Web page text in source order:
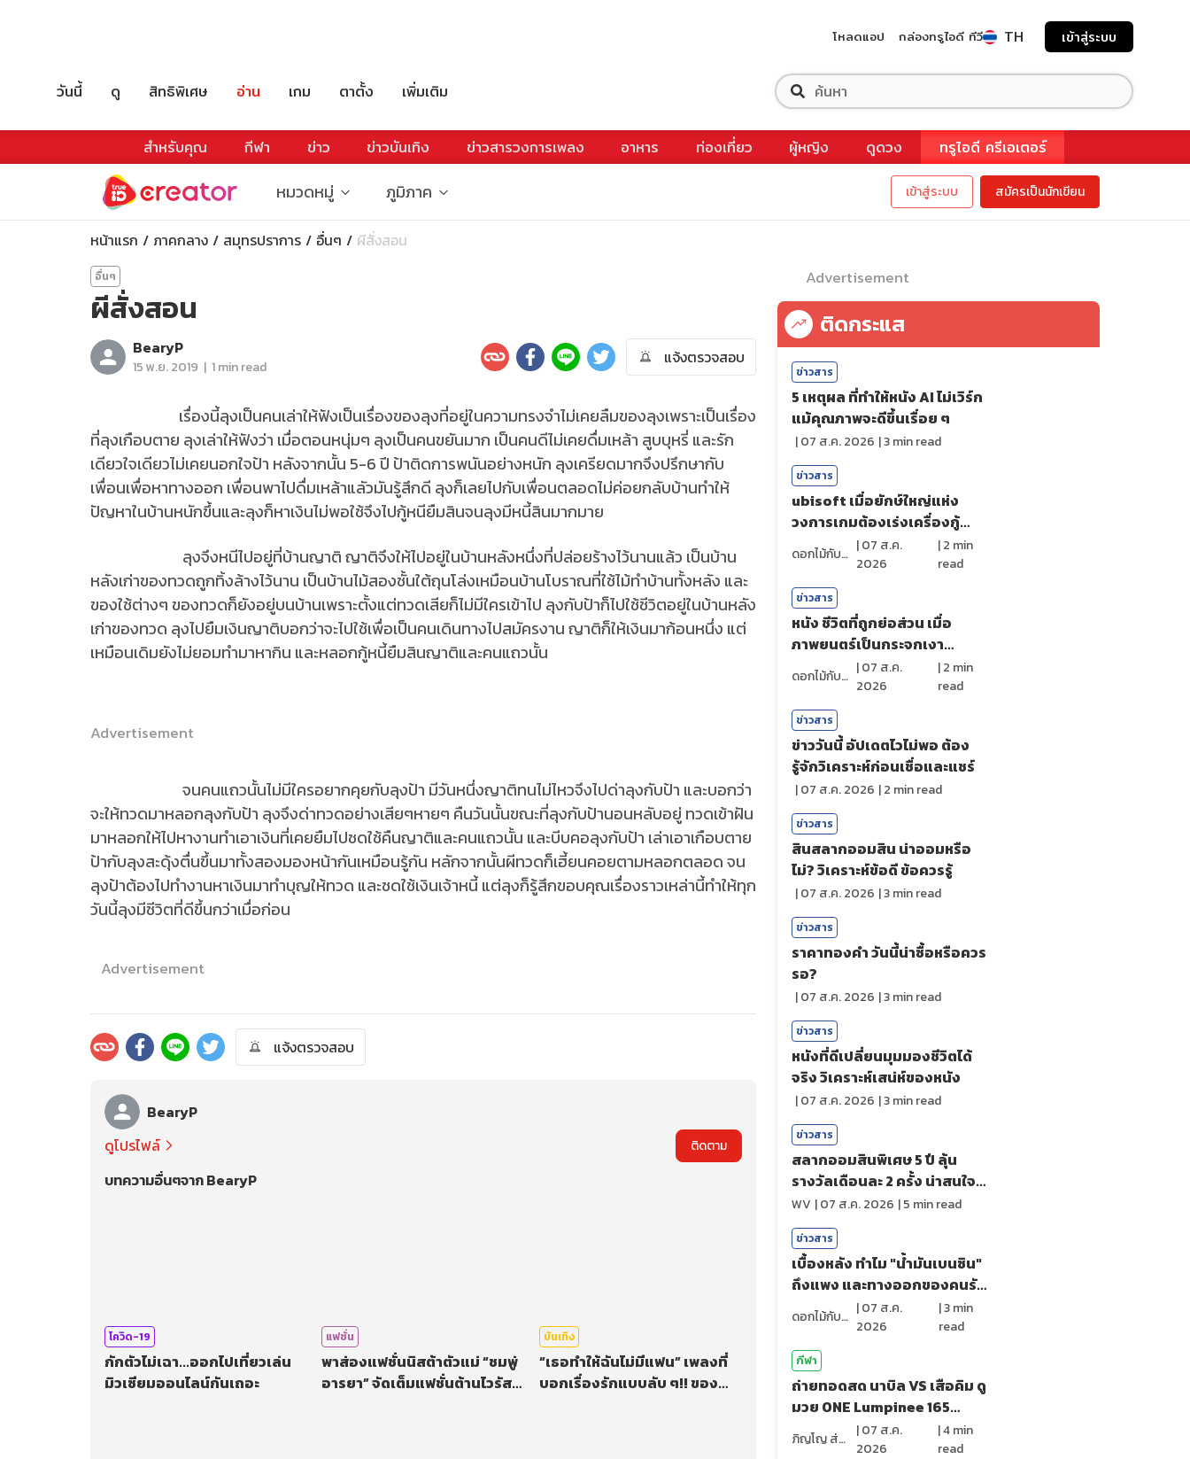
โหลดแอป กล่องทรูไอดี ทีวี TH เข้าสู่ระบบ
วันนี้ ดู สิทธิพิเศษ อ่าน เกม ตาตั้ง เพิ่มเติม
สำหรับคุณ กีฬา ข่าว ข่าวบันเทิง ข่าวสารวงการเพลง อาหาร ท่องเที่ยว ผู้หญิง ดูดวง ทรูไอดี ครีเอเตอร์
หมวดหมู่ ภูมิภาค เข้าสู่ระบบ สมัครเป็นนักเขียน
หน้าแรก ภาคกลาง สมุทรปราการ อื่นๆ ผีสั่งสอน
อื่นๆ
ผีสั่งสอน
BearyP
15 พ.ย. 2019 | 1 min read แจ้งตรวจสอบ
เรื่องนี้ลุงเป็นคนเล่าให้ฟังเป็นเรื่องของลุงที่อยู่ในความทรงจำไม่เคยลืมของลุงเพราะเป็นเรื่อง
ที่ลุงเกือบตาย ลุงเล่าให้ฟังว่า เมื่อตอนหนุ่มๆ ลุงเป็นคนขยันมาก เป็นคนดีไม่เคยดื่มเหล้า สูบบุหรี่ และรัก
เดียวใจเดียวไม่เคยนอกใจป้า หลังจากนั้น 5-6 ปี ป้าติดการพนันอย่างหนัก ลุงเครียดมากจึงปรึกษากับ
เพื่อนเพื่อหาทางออก เพื่อนพาไปดื่มเหล้าแลัวมันรู้สึกดี ลุงก็เลยไปกับเพื่อนตลอดไม่ค่อยกลับบ้านทำให้
ปัญหาในบ้านหนักขึ้นและลุงก็หาเงินไม่พอใช้จึงไปกู้หนียืมสินจนลุงมีหนี้สินมากมาย
ลุงจึงหนีไปอยู่ที่บ้านญาติ ญาติจึงให้ไปอยู่ในบ้านหลังหนึ่งที่ปล่อยร้างไว้นานแล้ว เป็นบ้าน
หลังเก่าของทวดถูกทิ้งล้างไว้นาน เป็นบ้านไม้สองชั้นใต้ถุนโล่งเหมือนบ้านโบราณที่ใช้ไม้ทำบ้านทั้งหลัง และ
ของใช้ต่างๆ ของทวดก็ยังอยู่บนบ้านเพราะตั้งแต่ทวดเสียก็ไม่มีใครเข้าไป ลุงกับป้าก็ไปใช้ชีวิตอยู่ในบ้านหลัง
เก่าของทวด ลุงไปยืมเงินญาติบอกว่าจะไปใช้เพื่อเป็นคนเดินทางไปสมัครงาน ญาติก็ให้เงินมาก้อนหนึ่ง แต่
เหมือนเดิมยังไม่ยอมทำมาหากิน และหลอกกู้หนี้ยืมสินญาติและคนแถวนั้น
Advertisement
จนคนแถวนั้นไม่มีใครอยากคุยกับลุงป้า มีวันหนึ่งญาติทนไม่ไหวจึงไปด่าลุงกับป้า และบอกว่า
จะให้ทวดมาหลอกลุงกับป้า ลุงจึงด่าทวดอย่างเสียๆหายๆ คืนวันนั้นขณะที่ลุงกับป้านอนหลับอยู่ ทวดเข้าฝัน
มาหลอกให้ไปหางานทำเอาเงินที่เคยยืมไปชดใช้คืนญาติและคนแถวนั้น และบีบคอลุงกับป้า เล่าเอาเกือบตาย
ป้ากับลุงสะดุ้งตื่นขึ้นมาทั้งสองมองหน้ากันเหมือนรู้กัน หลักจากนั้นผีทวดก็เฮี้ยนคอยตามหลอกตลอด จน
ลุงป้าต้องไปทำงานหาเงินมาทำบุญให้ทวด และชดใช้เงินเจ้าหนี้ แต่ลุงก็รู้สึกขอบคุณเรื่องราวเหล่านี้ทำให้ทุก
วันนี้ลุงมีชีวิตที่ดีขึ้นกว่าเมื่อก่อน
Advertisement
แจ้งตรวจสอบ
BearyP
ดูโปรไฟล์
ติดตาม
บทความอื่นๆจาก BearyP
โควิด-19
กักตัวไม่เฉา...ออกไปเที่ยวเล่น
มิวเซียมออนไลน์กันเถอะ
แฟชั่น
พาส่องแฟชั่นนิสต้าตัวแม่ “ชมพู่
อารยา” จัดเต็มแฟชั่นต้านไวรัส
บันเทิง
“เธอทำให้ฉันไม่มีแฟน” เพลงที่
บอกเรื่องรักแบบลับ ๆ!! ของ
Advertisement
ติดกระแส
ข่าวสาร
5 เหตุผล ที่ทำให้หนัง AI ไม่เวิร์ก
แม้คุณภาพจะดีขึ้นเรื่อย ๆ
|07 ส.ค. 2026 |3min read
ข่าวสาร
ubisoft เมื่อยักษ์ใหญ่แห่ง
วงการเกมต้องเร่งเครื่องกู้
ศรัทธา
ดอกไม้กับสายน้ำ |07 ส.ค.
2026
|2 min
read
ข่าวสาร
หนัง ชีวิตที่ถูกย่อส่วน เมื่อ
ภาพยนตร์เป็นกระจกเงา
สะท้อนตัวตน
ดอกไม้กับสายน้ำ |07 ส.ค.
2026
|2 min
read
ข่าวสาร
ข่าววันนี้ อัปเดตไวไม่พอ ต้อง
รู้จักวิเคราะห์ก่อนเชื่อและแชร์
|07 ส.ค. 2026 |2 min read
ข่าวสาร
สินสลากออมสิน น่าออมหรือ
ไม่? วิเคราะห์ข้อดี ข้อควรรู้
|07 ส.ค. 2026 |3min read
ข่าวสาร
ราคาทองคํา วันนี้น่าซื้อหรือควร
รอ?
|07 ส.ค. 2026 |3min read
ข่าวสาร
หนังที่ดีเปลี่ยนมุมมองชีวิตได้
จริง วิเคราะห์เสน่ห์ของหนัง
|07 ส.ค. 2026 |3min read
ข่าวสาร
สลากออมสินพิเศษ 5 ปี ลุ้น
รางวัลเดือนละ 2 ครั้ง น่าสนใจ
ไหม?
WV |07 ส.ค. 2026 |5 min read
ข่าวสาร
เบื้องหลัง ทำไม "น้ำมันเบนซิน"
ถึงแพง และทางออกของคนรัก
รถ?
ดอกไม้กับสายน้ำ |07 ส.ค.
2026
|3min
read
กีฬา
ถ่ายทอดสด นาบิล VS เสือคิม ดู
มวย ONE Lumpinee 165
(7ส.ค.69)
ภิญโญ ส่องแสง |07 ส.ค.
2026
|4min
read